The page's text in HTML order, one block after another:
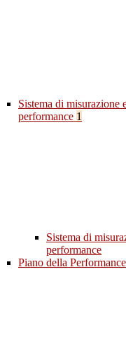
Sistema di misurazione
performance 1
Sistema di
performance
Piano della Performance